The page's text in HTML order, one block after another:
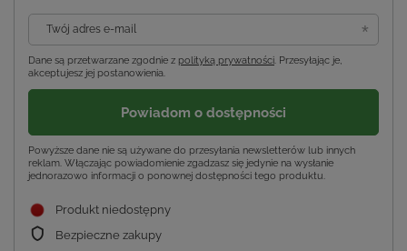
Twój adres e-mail
Dane są przetwarzane zgodnie z polityką prywatności. Przesyłając je,
akceptujesz jej postanowienia.
Powiadom o dostępności
Powyższe dane nie są używane do przesyłania newsletterów lub innych
reklam. Włączając powiadomienie zgadzasz się jedynie na wysłanie
jednorazowo informacji o ponownej dostępności tego produktu.
Produkt niedostępny
Bezpieczne zakupy